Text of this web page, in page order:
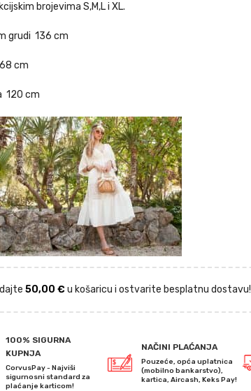
brojevima S,M,L i XL.
grudi 136 cm
cm
120 cm
50,00 € u košaricu i ostvarite besplatnu dostavu!
100% SIGURNA
KUPNJA
CorvusPay - Najviši
sigurnosni standard za
plaćanje karticom!
NAČINI PLAĆANJA
Pouzeće, opća uplatnica
(mobilno bankarstvo),
kartica, Aircash, Keks Pay!